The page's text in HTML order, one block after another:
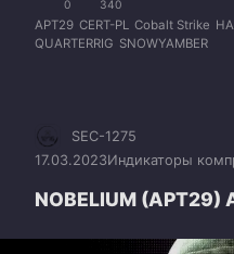
0 340
APT29 CERT-PL Cobalt Strike
QUARTERRIG SNOWYAMBER
SEC-1275
17.03.2023Индикаторы
NOBELIUM (APT29)